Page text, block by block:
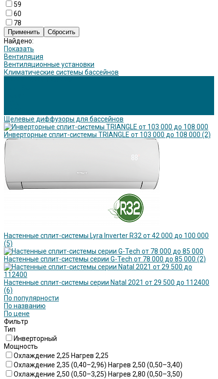
59
60
78
Найдено:
Показать
Вентиляция
Вентиляционные установки
Климатические системы бассейнов
Щелевые диффузоры для бассейнов
Инверторные сплит-системы TRIANGLE от 103 000 до 108 000 (2)
Настенные сплит-системы Lyra Inverter R32 от 42 000 до 100 000
(5)
Настенные сплит-системы серии G-Tech от 78 000 до 85 000 (2)
Настенные сплит-системы серии Natal 2021 от 29 500 до 112400
(6)
По популярности
По названию
По цене
Фильтр
Тип
Инверторный
Мощность
Охлаждение 2,25 Нагрев 2,25
Охлаждение 2,35 (0,40–2,96) Нагрев 2,50 (0,50–3,40)
Охлаждение 2,50 (0,50–3,25) Нагрев 2,80 (0,50–3,50)